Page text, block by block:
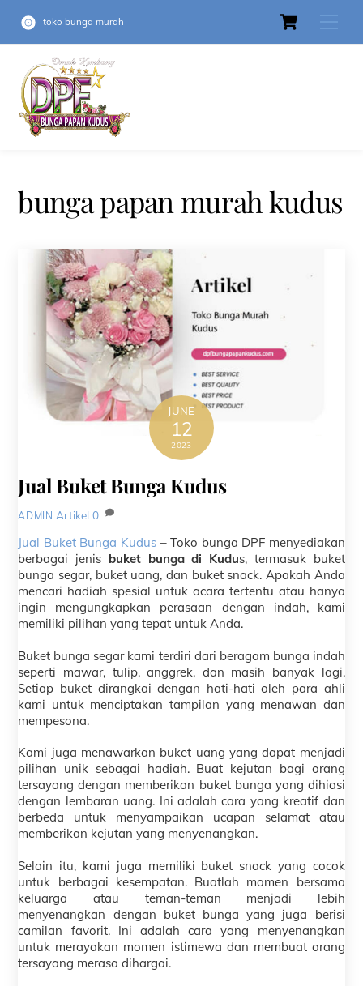
toko bunga murah
bunga papan murah kudus
JUNE
12
2023
Jual Buket Bunga Kudus
ADMIN Artikel 0
Jual Buket Bunga Kudus– Toko bunga DPF menyediakan
berbagai jenis buket bunga di Kudus, termasuk buket
bunga segar, buket uang, dan buket snack. Apakah Anda
mencari hadiah spesial untuk acara tertentu atau hanya
ingin mengungkapkan perasaan dengan indah, kami
memiliki pilihan yang tepat untuk Anda.
Buket bunga segar kami terdiri dari beragam bunga indah
seperti mawar, tulip, anggrek, dan masih banyak lagi.
Setiap buket dirangkai dengan hati-hati oleh para ahli
kami untuk menciptakan tampilan yang menawan dan
mempesona.
Kami juga menawarkan buket uang yang dapat menjadi
pilihan unik sebagai hadiah. Buat kejutan bagi orang
tersayang dengan memberikan buket bunga yang dihiasi
dengan lembaran uang. Ini adalah cara yang kreatif dan
berbeda untuk menyampaikan ucapan selamat atau
memberikan kejutan yang menyenangkan.
Selain itu, kami juga memiliki buket snack yang cocok
untuk berbagai kesempatan. Buatlah momen bersama
keluarga atau teman-teman menjadi lebih
menyenangkan dengan buket bunga yang juga berisi
camilan favorit. Ini adalah cara yang menyenangkan
untuk merayakan momen istimewa dan membuat orang
tersayang merasa dihargai.